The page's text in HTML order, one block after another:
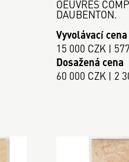
OEUVRES
DAUBENTON.
Vyvolávací cena
15 000 CZK |
Dosažená cena
60 000 CZK | 2